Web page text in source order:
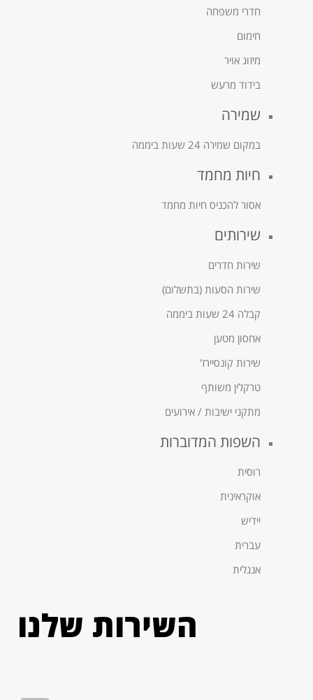
חדרי משפחה
חימום
מיזוג אויר
בידוד מרעש
שמירה
במקום שמירה 24 שעות ביממה
חיות מחמד
אסור להכניס חיות מחמד
שירותים
שירות חדרים
שירות הסעות (בתשלום)
קבלה 24 שעות ביממה
אחסון מטען
שירות קונסיירז'
טרקלין משותף
מתקני ישיבות / אירועים
השפות המדוברות
רוסית
אוקראינית
יידיש
עברית
אנגלית
השירות שלנו